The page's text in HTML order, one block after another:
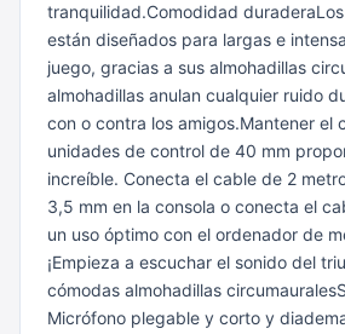
tranquilidad.Comodidad
están diseñados para largas e
juego, gracias a sus almohadillas
almohadillas anulan cualquier ruido
con o contra los amigos.Mantener el
unidades de control de 40 mm
increíble. Conecta el cable de 2
3,5 mm en la consola o conecta el
un uso óptimo con el ordenador de
¡Empieza a escuchar el sonido del
cómodas almohadillas
Micrófono plegable y corto y